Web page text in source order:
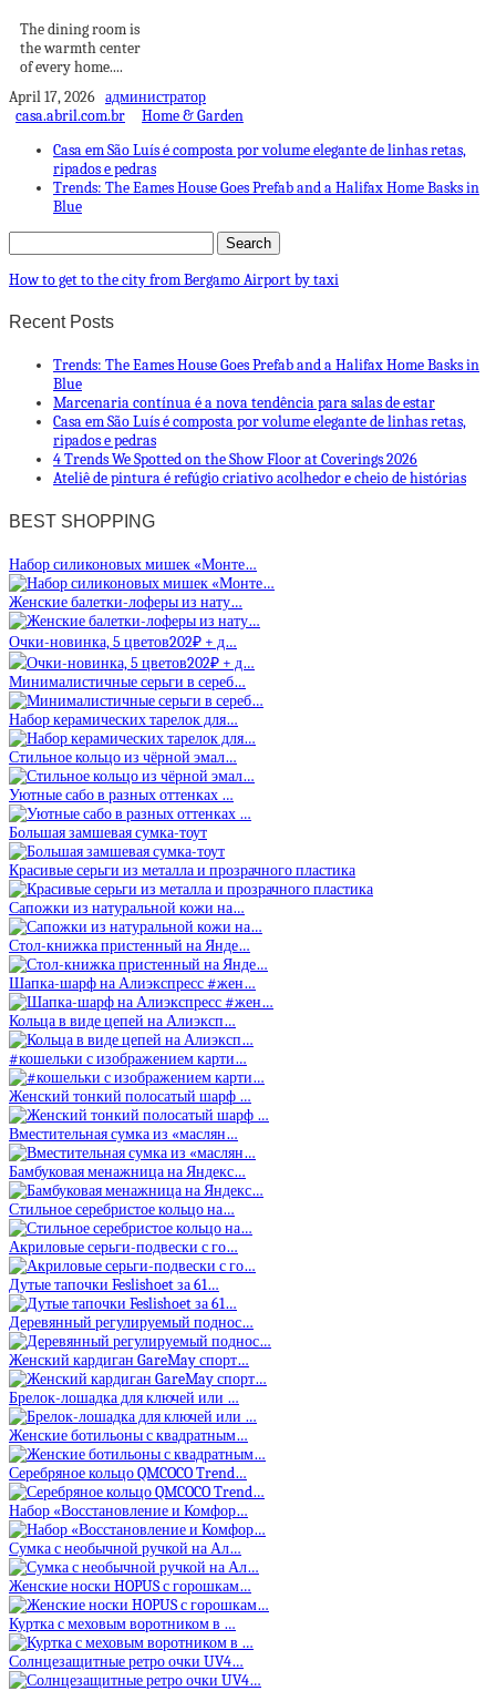
The dining room is
the warmth center
of every home....
April 17, 2026 администратор
casa.abril.com.br
Home & Garden
Casa em São Luís é composta por volume elegante de linhas retas,
ripados e pedras
Trends: The Eames House Goes Prefab and a Halifax Home Basks in
Blue
How to get to the city from Bergamo Airport by taxi
Recent Posts
Trends: The Eames House Goes Prefab and a Halifax Home Basks in
Blue
Marcenaria contínua é a nova tendência para salas de estar
Casa em São Luís é composta por volume elegante de linhas retas,
ripados e pedras
4 Trends We Spotted on the Show Floor at Coverings 2026
Ateliê de pintura é refúgio criativo acolhedor e cheio de histórias
BEST SHOPPING
Набор силиконовых мишек «Монте…
Женские балетки-лоферы из нату…
Очки-новинка, 5 цветов202₽ + д…
Минималистичные серьги в сереб…
Набор керамических тарелок для…
Стильное кольцо из чёрной эмал…
Уютные сабо в разных оттенках …
Большая замшевая сумка-тоут
Красивые серьги из металла и прозрачного пластика
Сапожки из натуральной кожи на…
Стол-книжка пристенный на Янде…
Шапка-шарф на Алиэкспресс #жен…
Кольца в виде цепей на Алиэксп…
#кошельки с изображением карти…
Женский тонкий полосатый шарф …
Вместительная сумка из «маслян…
Бамбуковая менажница на Яндекс…
Стильное серебристое кольцо на…
Акриловые серьги-подвески с го…
Дутые тапочки Feslishoet за 61…
Деревянный регулируемый поднос…
Женский кардиган GareMay спорт…
Брелок-лошадка для ключей или …
Женские ботильоны с квадратным…
Серебряное кольцо QMCOCO Trend…
Набор «Восстановление и Комфор…
Сумка с необычной ручкой на Ал…
Женские носки HOPUS с горошкам…
Куртка с меховым воротником в …
Солнцезащитные ретро очки UV4…